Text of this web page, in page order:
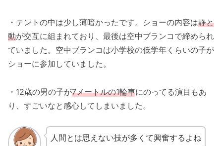
・テントの中は少し薄暗かったです。ショーの内容は静と
動が交互に組まれており、最後は空中ブランコで締められ
ていました。空中ブランコは小学校の低学年くらいの子が
ショーに参加していました。
・12歳の男の子が7メートルの1輪車にのってる演目もあ
り、すごいなと感心してしまいました。
人間とは思えない技が多くて興奮するよね